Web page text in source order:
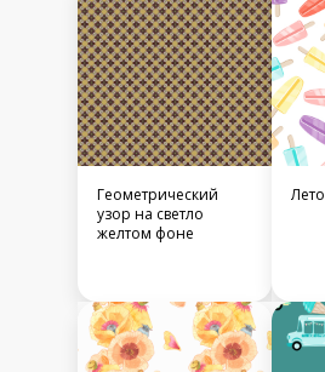
Геометрический
узор на светло
желтом фоне
Лето